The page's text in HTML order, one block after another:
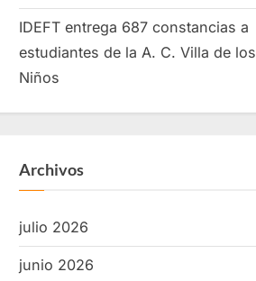
IDEFT entrega 687 constancias a
estudiantes de la A. C. Villa de los
Niños
Archivos
julio 2026
junio 2026